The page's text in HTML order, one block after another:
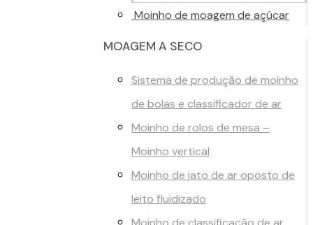
Moinho de moagem de açúcar
MOAGEM A SECO
Sistema de produção de moinho
de bolas e classificador de ar
Moinho de rolos de mesa –
Moinho vertical
Moinho de jato de ar oposto de
leito fluidizado